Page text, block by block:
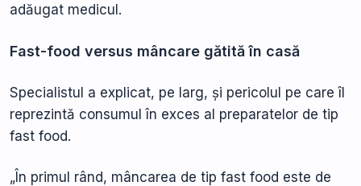
adăugat medicul.
Fast-food versus mâncare gătită în casă
Specialistul a explicat, pe larg, și pericolul pe care îl
reprezintă consumul în exces al preparatelor de tip
fast food.
„În primul rând, mâncarea de tip fast food este de